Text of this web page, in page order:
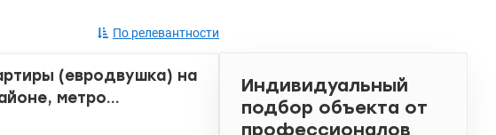
По релевантности
(евродвушка) на
метро
Индивидуальный
подбор объекта от
профессионалов